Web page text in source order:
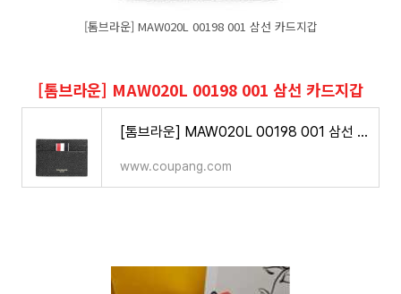
[톰브라운] MAW020L 00198 001 삼선 카드지갑
[톰브라운] MAW020L 00198 001 삼선 카드지갑
[톰브라운] MAW020L 00198 001 삼선 카드지갑
www.coupang.com